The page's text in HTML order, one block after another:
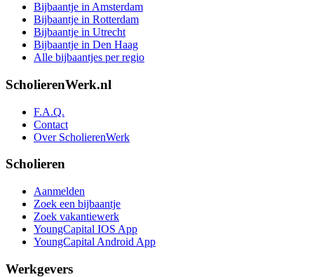
Bijbaantje in Amsterdam
Bijbaantje in Rotterdam
Bijbaantje in Utrecht
Bijbaantje in Den Haag
Alle bijbaantjes per regio
ScholierenWerk.nl
F.A.Q.
Contact
Over ScholierenWerk
Scholieren
Aanmelden
Zoek een bijbaantje
Zoek vakantiewerk
YoungCapital IOS App
YoungCapital Android App
Werkgevers